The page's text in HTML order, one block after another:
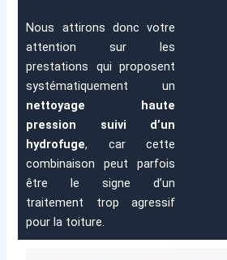
Nous attirons donc votre
attention sur les
prestations qui proposent
systématiquement un
nettoyage haute
pression suivi d’un
hydrofuge, car cette
combinaison peut parfois
être le signe d’un
traitement trop agressif
pour la toiture.